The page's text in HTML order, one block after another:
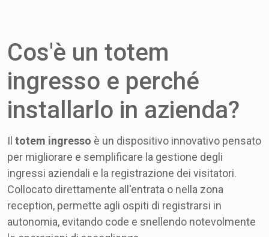
Cos'è un totem
ingresso e perché
installarlo in azienda?
Il totem ingresso è un dispositivo innovativo pensato
per migliorare e semplificare la gestione degli
ingressi aziendali e la registrazione dei visitatori.
Collocato direttamente all'entrata o nella zona
reception, permette agli ospiti di registrarsi in
autonomia, evitando code e snellendo notevolmente